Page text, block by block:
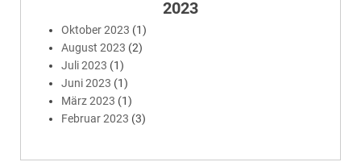
2023
Oktober 2023 (1)
August 2023 (2)
Juli 2023 (1)
Juni 2023 (1)
März 2023 (1)
Februar 2023 (3)